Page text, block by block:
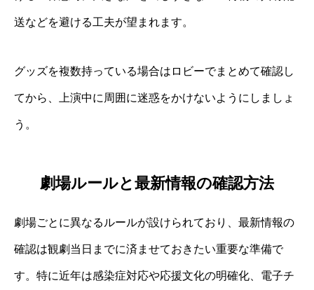
送などを避ける工夫が望まれます。
グッズを複数持っている場合はロビーでまとめて確認し
てから、上演中に周囲に迷惑をかけないようにしましょ
う。
劇場ルールと最新情報の確認方法
劇場ごとに異なるルールが設けられており、最新情報の
確認は観劇当日までに済ませておきたい重要な準備で
す。特に近年は感染症対応や応援文化の明確化、電子チ